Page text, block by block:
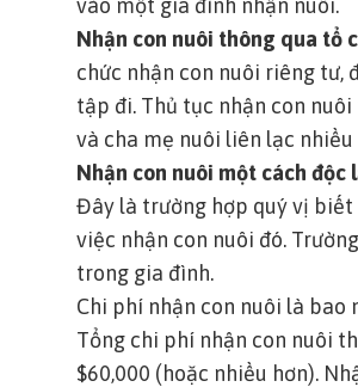
vào một gia đình nhận nuôi.
Nhận con nuôi thông qua tổ
chức nhận con nuôi riêng tư,
tập đi. Thủ tục nhận con
và cha mẹ nuôi liên lạc nhiều
Nhận con nuôi một cách độc
Đây là trường hợp quý vị
việc nhận con nuôi đó.
trong gia đình.
Chi phí nhận con nuôi là bao
Tổng chi phí nhận con nuôi
$60,000 (hoặc nhiều hơn).